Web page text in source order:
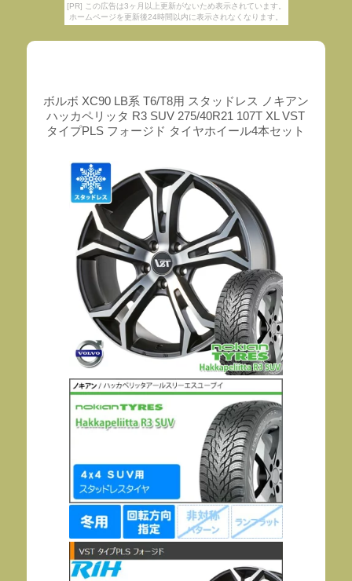
[PR] この広告は3ヶ月以上更新がないため表示されています。
ホームページを更新後24時間以内に表示されなくなります。
ボルボ XC90 LB系 T6/T8用 スタッドレス ノキアン
ハッカペリッタ R3 SUV 275/40R21 107T XL VST
タイプPLS フォージド タイヤホイール4本セット